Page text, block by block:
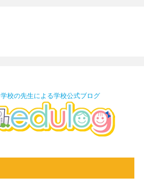
学校の先生による学校公式ブログ